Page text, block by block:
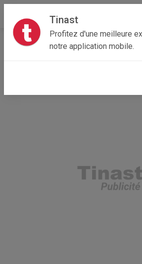
Tinast
Profitez d'une meilleure
notre application mobile.
Accueil Recherche
Professionnel